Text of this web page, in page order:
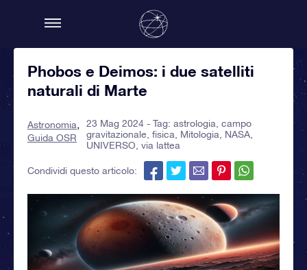
Phobos e Deimos: i due satelliti
naturali di Marte
Astronomia
Guida OSR
23 Mag 2024 - Tag: astrologia campo
gravitazionale fisica Mitologia NASA
UNIVERSO via lattea
Condividi questo articolo: